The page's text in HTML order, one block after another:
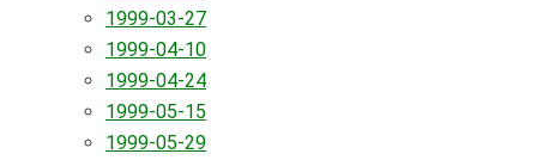
1999-03-27
1999-04-10
1999-04-24
1999-05-15
1999-05-29